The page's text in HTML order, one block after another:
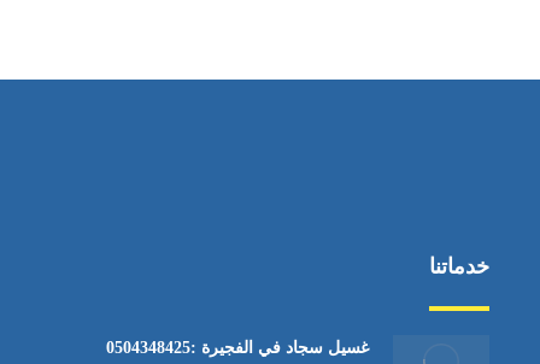
خدماتنا
غسيل سجاد في الفجيرة :0504348425